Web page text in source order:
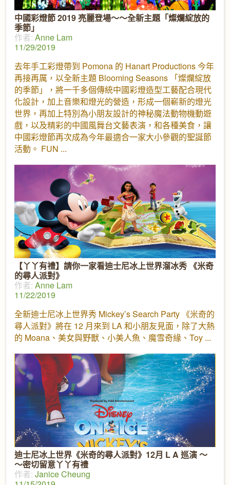
中國彩燈節 2019 亮麗登場～～全新主題「燦爛綻放的
季節」
作者: Anne Lam
11/29/2019
去年手工彩燈帶到 Pomona 的 Hanart Productions 今年
再接再厲，以全新主題 Blooming Seasons 「燦爛綻放
的季節」，將一千多個傳統中國彩燈造型工藝配合現代
化設計，加上音樂和燈光的營造，形成一個嶄新的燈光
世界，再加上特別為小朋友設計的神秘魔法動物機動遊
戲，以及精彩的中國風舞台文藝表演，和各種美食，讓
中國彩燈節再次成為今年最適合一家大小參觀的聖誕節
活動。 FUN
【丫丫有禮】請你一家看迪士尼冰上世界溜冰秀 《米奇
的尋人派對》
作者: Anne Lam
11/22/2019
全新迪士尼冰上世界秀 Mickey’s Search Party 《米奇的
尋人派對》將在 12 月來到 LA 和小朋友見面，除了大熱
的 Moana、美女與野獸、小美人魚、魔雪奇緣、Toy
迪士尼冰上世界《米奇的尋人派對》12月 L A 巡演 ～
～密切留意丫丫有禮
作者: Janice Cheung